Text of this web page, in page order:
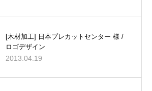
[木材加工] 日本プレカットセンター 様 /
ロゴデザイン
2013.04.19